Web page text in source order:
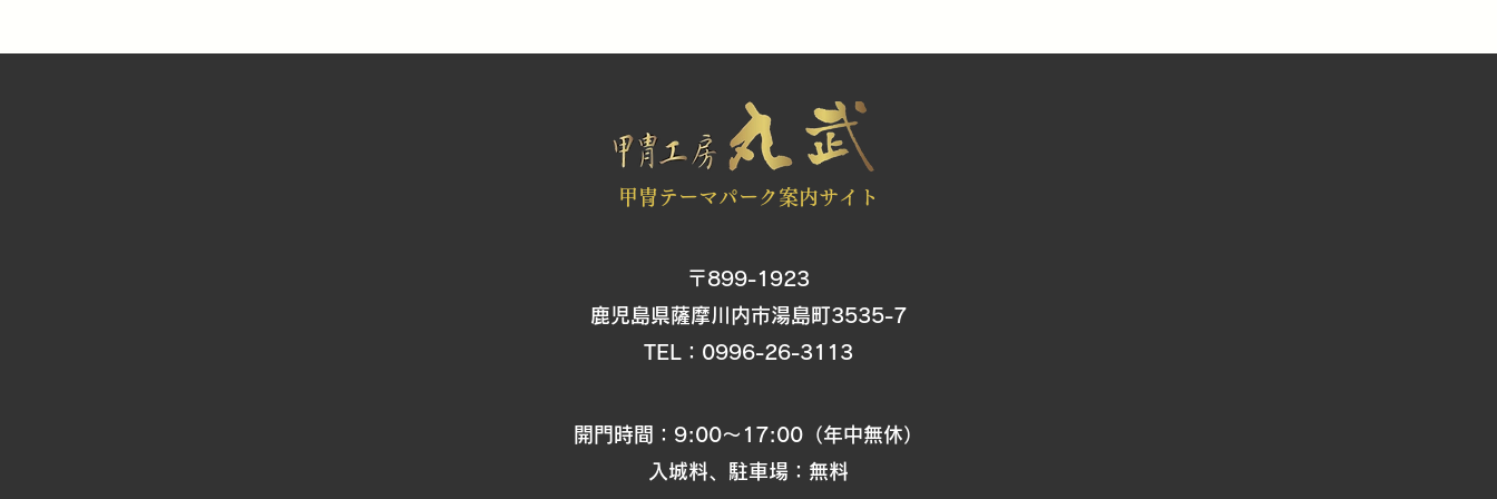
甲冑テーマパーク案内サイト
〒899-1923
鹿児島県薩摩川内市湯島町3535-7
​TEL： 0996-26-3113
開門時間：9:00〜17:00（年中無休）
入城料、駐車場：無料